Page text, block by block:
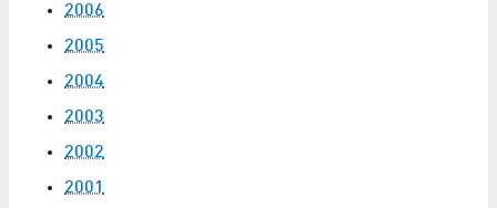
2006
2005
2004
2003
2002
2001